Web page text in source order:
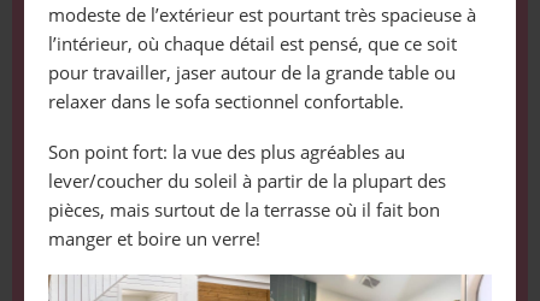
modeste de l’extérieur est pourtant très spacieuse à
l’intérieur, où chaque détail est pensé, que ce soit
pour travailler, jaser autour de la grande table ou
relaxer dans le sofa sectionnel confortable.
Son point fort: la vue des plus agréables au
lever/coucher du soleil à partir de la plupart des
pièces, mais surtout de la terrasse où il fait bon
manger et boire un verre!